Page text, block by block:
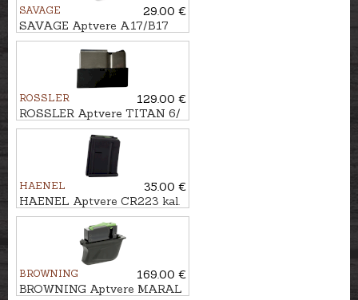
SAVAGE
29.00 €
SAVAGE Aptvere A17/B17
kal. 17HMR, 10 patr.
ROSSLER
129.00 €
ROSSLER Aptvere TITAN 6/
SIGNATURE kal. .243Win.,
.308Win., 5 patr.
HAENEL
35.00 €
HAENEL Aptvere CR223 kal.
.223Rem., 10 patr.
BROWNING
169.00 €
BROWNING Aptvere MARAL